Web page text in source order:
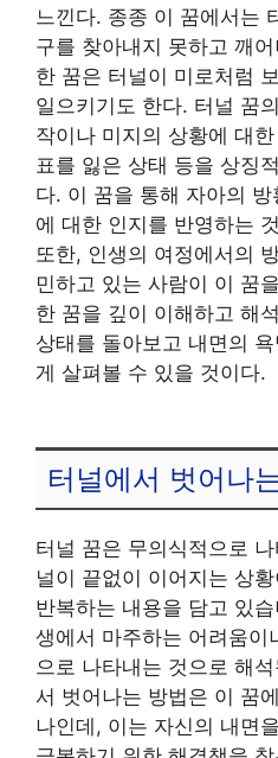
느낀다. 종종 이 꿈에서는
구를 찾아내지 못하고 깨
한 꿈은 터널이 미로처럼
일으키기도 한다. 터널 꿈
작이나 미지의 상황에 대
표를 잃은 상태 등을 상징
다. 이 꿈을 통해 자아의
에 대한 인지를 반영하는
또한, 인생의 여정에서의
민하고 있는 사람이 이 꿈
한 꿈을 깊이 이해하고 해
상태를 돌아보고 내면의
게 살펴볼 수 있을 것이다.
터널에서 벗어나
터널 꿈은 무의식적으로
널이 끝없이 이어지는 상
반복하는 내용을 담고 있
생에서 마주하는 어려움이
으로 나타내는 것으로 해
서 벗어나는 방법은 이 꿈
나인데, 이는 자신의 내면